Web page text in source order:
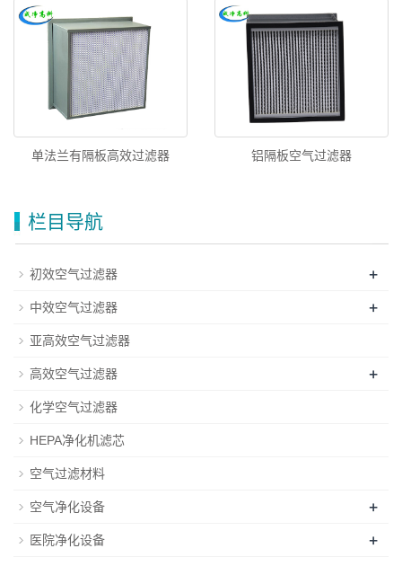
单法兰有隔板高效过滤器 铝隔板空气过滤器
栏目导航
初效空气过滤器 +
中效空气过滤器 +
亚高效空气过滤器
高效空气过滤器 +
化学空气过滤器
HEPA净化机滤芯
空气过滤材料
空气净化设备 +
医院净化设备 +